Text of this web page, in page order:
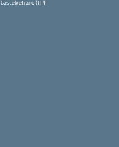
Castelvetrano (TP)